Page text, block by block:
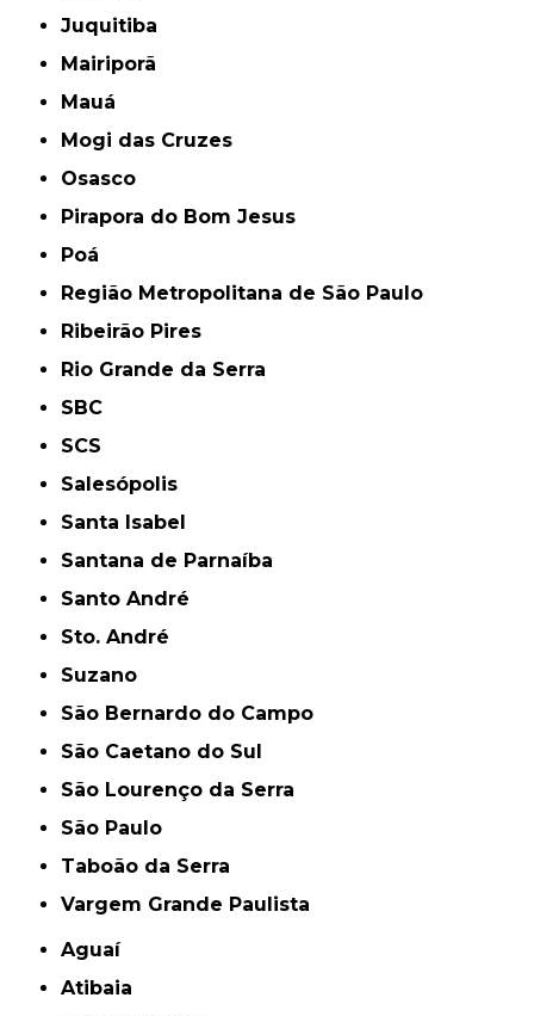
Juquitiba
Mairiporã
Mauá
Mogi das Cruzes
Osasco
Pirapora do Bom Jesus
Poá
Região Metropolitana de São Paulo
Ribeirão Pires
Rio Grande da Serra
SBC
SCS
Salesópolis
Santa Isabel
Santana de Parnaíba
Santo André
Sto. André
Suzano
São Bernardo do Campo
São Caetano do Sul
São Lourenço da Serra
São Paulo
Taboão da Serra
Vargem Grande Paulista
Aguaí
Atibaia